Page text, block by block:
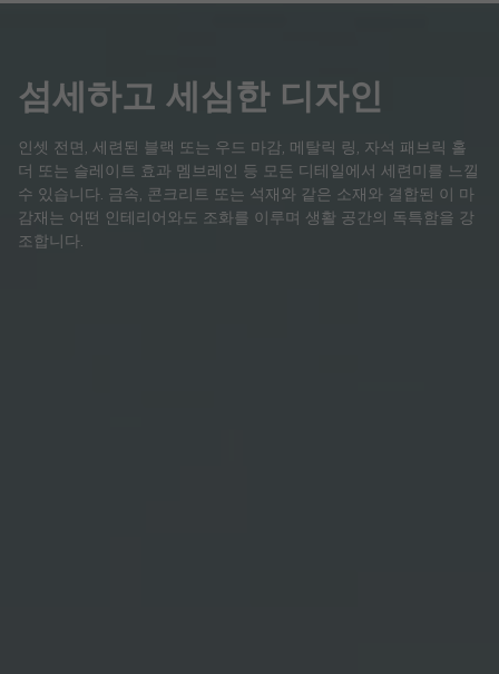
섬세하고 세심한 디자인
인셋 전면, 세련된 블랙 또는 우드 마감, 메탈릭 링, 자석 패브릭 홀
더 또는 슬레이트 효과 멤브레인 등 모든 디테일에서 세련미를 느낄
수 있습니다. 금속, 콘크리트 또는 석재와 같은 소재와 결합된 이 마
감재는 어떤 인테리어와도 조화를 이루며 생활 공간의 독특함을 강
조합니다.